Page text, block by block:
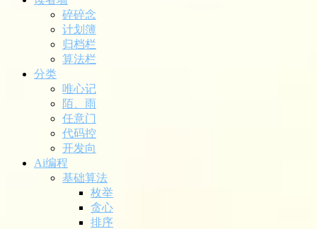
碎碎念
计划簿
归档栏
算法栏
分类
唯心记
陌、雨
任意门
代码控
开发向
Ai编程
基础算法
枚举
贪心
排序